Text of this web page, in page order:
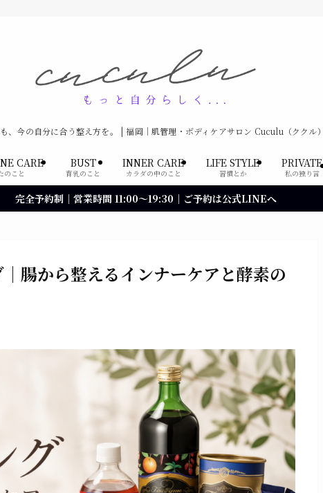
、今の自分に合う整え方を。 | 福岡｜肌管理・ボディケアサロン Cuculu（ククル）
CARE
のこと
BUST
育乳のこと
INNER CARE
カラダの中のこと
LIFE STYLE
習慣とか
PRIVATE
私の独り言
完全予約制｜営業時間 11:00〜19:30｜ご予約は公式LINEへ
腸から整えるインナーケアと酵素の